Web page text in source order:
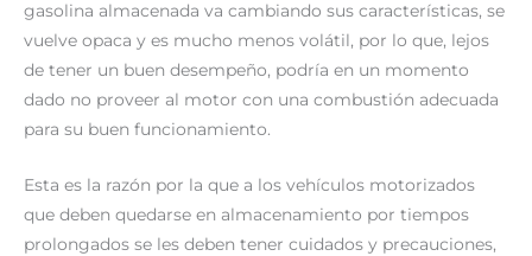
gasolina almacenada va cambiando sus características, se
vuelve opaca y es mucho menos volátil, por lo que, lejos
de tener un buen desempeño, podría en un momento
dado no proveer al motor con una combustión adecuada
para su buen funcionamiento.
Esta es la razón por la que a los vehículos motorizados
que deben quedarse en almacenamiento por tiempos
prolongados se les deben tener cuidados y precauciones,